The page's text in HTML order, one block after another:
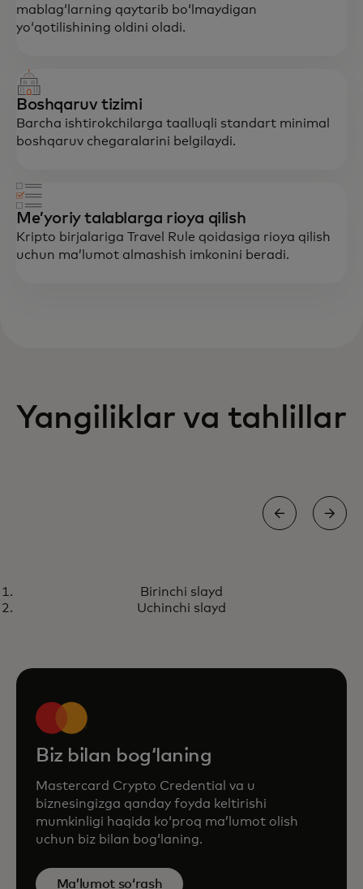
mablagʻlarning qaytarib boʻlmaydigan
yoʻqotilishining oldini oladi.
Boshqaruv tizimi
Barcha ishtirokchilarga taalluqli standart minimal
boshqaruv chegaralarini belgilaydi.
Meʼyoriy talablarga rioya qilish
Kripto birjalariga Travel Rule qoidasiga rioya qilish
uchun maʼlumot almashish imkonini beradi.
Yangiliklar va tahlillar
Mastercard Crypto Credential
taqdim etamiz: blokcheyn
oshirish
Birinchi slayd
Uchinchi slayd
Biz bilan bogʻlaning
Mastercard Crypto Credential va u
biznesingizga qanday foyda keltirishi
mumkinligi haqida koʻproq maʼlumot olish
uchun biz bilan bogʻlaning.
Ma’lumot so‘rash